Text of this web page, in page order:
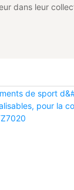
dans leur